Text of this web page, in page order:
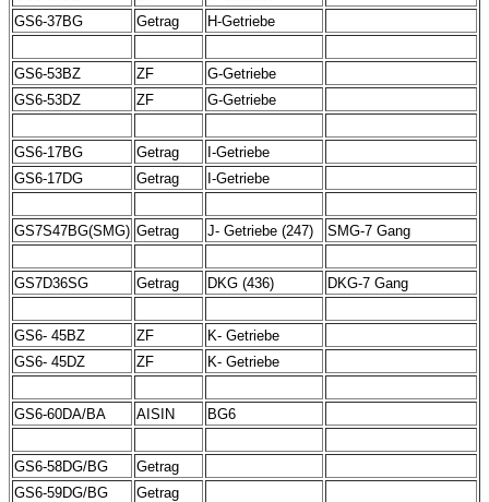
GS6-37BG
Getrag H-Getriebe
GS6-53BZ ZF
G-Getriebe
GS6-53DZ
ZF G-Getriebe
GS6-17BG Getrag
I-Getriebe
GS6-17DG
Getrag I-Getriebe
GS7S47BG(SMG) Getrag J- Getriebe (247) SMG-7 Gang
GS7D36SG Getrag DKG (436) DKG-7 Gang
GS6- 45BZ ZF
K- Getriebe
GS6- 45DZ
ZF K- Getriebe
GS6-60DA/BA AISIN BG6
GS6-58DG/BG
Getrag
GS6-59DG/BG
Getrag